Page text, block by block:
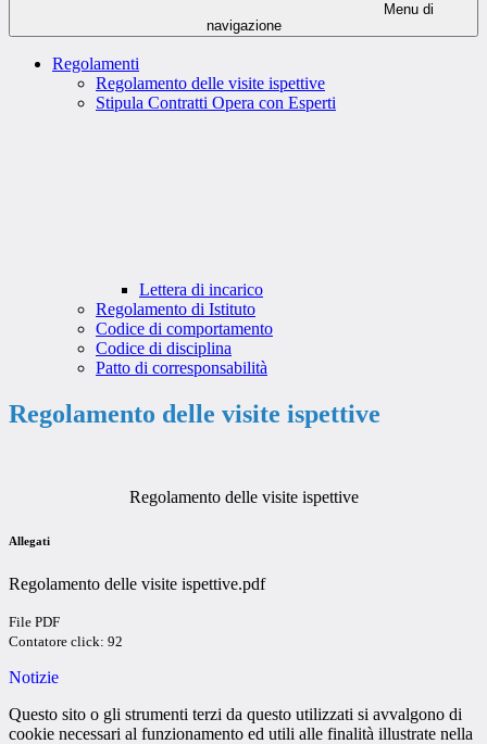
Menu di
navigazione
Regolamenti
Regolamento delle visite ispettive
Stipula Contratti Opera con Esperti
Lettera di incarico
Regolamento di Istituto
Codice di comportamento
Codice di disciplina
Patto di corresponsabilità
Regolamento delle visite ispettive
Regolamento delle visite ispettive
Allegati
Regolamento delle visite ispettive.pdf
File PDF
Contatore click: 92
Notizie
Questo sito o gli strumenti terzi da questo utilizzati si avvalgono di
cookie necessari al funzionamento ed utili alle finalità illustrate nella